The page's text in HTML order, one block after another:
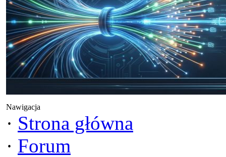
Nawigacja
· Strona główna
· Forum